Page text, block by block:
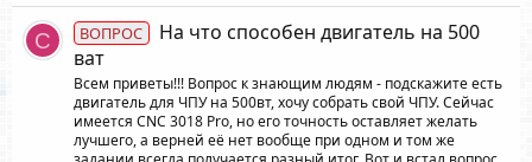
C ВОПРОС
На что способен двигатель на 500
ват
Всем приветы!!! Вопрос к знающим людям - подскажите есть
двигатель для ЧПУ на 500вт, хочу собрать свой ЧПУ. Сейчас
имеется CNC 3018 Pro, но его точность оставляет желать
лучшего, а верней её нет вообще при одном и том же